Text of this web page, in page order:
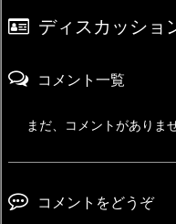
ディスカッショ
コメント一覧
まだ、コメントがありま
コメントをどうぞ